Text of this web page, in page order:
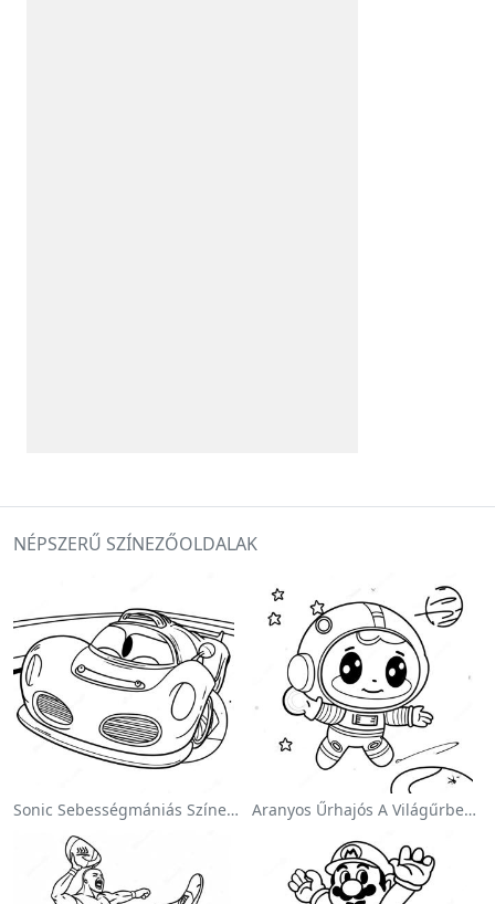
NÉPSZERŰ SZÍNEZŐOLDALAK
Sonic Sebességmániás Színezőlap Aranyos Űrhajós A Világűrben Színezőlap